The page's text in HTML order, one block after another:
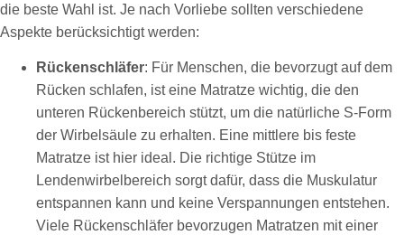
die beste Wahl ist. Je nach Vorliebe sollten verschiedene
Aspekte berücksichtigt werden:
Rückenschläfer: Für Menschen, die bevorzugt auf dem
Rücken schlafen, ist eine Matratze wichtig, die den
unteren Rückenbereich stützt, um die natürliche S-Form
der Wirbelsäule zu erhalten. Eine mittlere bis feste
Matratze ist hier ideal. Die richtige Stütze im
Lendenwirbelbereich sorgt dafür, dass die Muskulatur
entspannen kann und keine Verspannungen entstehen.
Viele Rückenschläfer bevorzugen Matratzen mit einer